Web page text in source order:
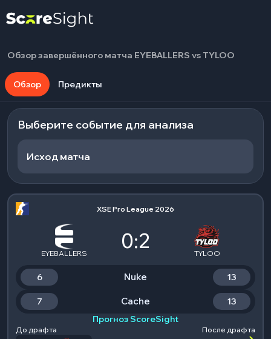
Обзор завершённого матча EYEBALLERS vs TYLOO
Обзор Предикты
Выберите событие для анализа
Исход матча
XSE Pro League 2026
EYEBALLERS
0:2
TYLOO
6 Nuke 13
7 Cache
13
Прогноз ScoreSight
До драфта После драфта